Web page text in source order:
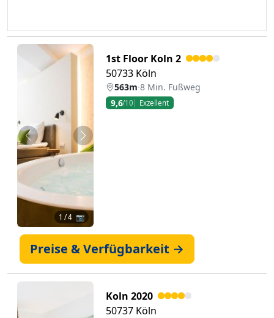
Zurück Weiter
1 / 4 📷
1st Floor Koln 2
50733 Köln
563m·8 Min. Fußweg
9,6/10 Exzellent
Preise & Verfügbarkeit →
Koln 2020
50737 Köln